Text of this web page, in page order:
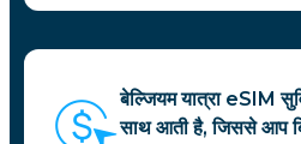
बेल्जियम यात्रा eSIM
साथ आती है, जिससे आप